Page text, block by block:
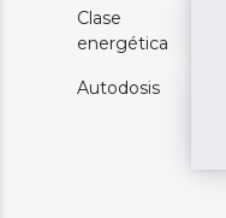
Clase
energética
Autodosis